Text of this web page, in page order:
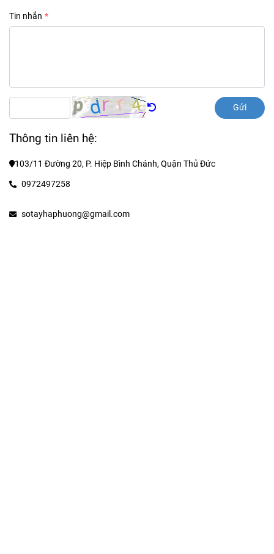
Tin nhắn
Gửi
Thông tin liên hệ:
103/11 Đường 20, P. Hiệp Bình Chánh, Quận Thủ Đức
0972497258
sotayhaphuong@gmail.com